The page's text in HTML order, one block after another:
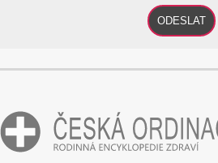
ODESLAT